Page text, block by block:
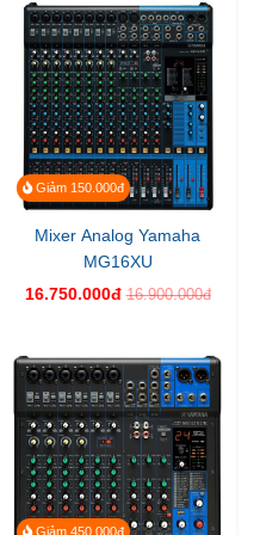
Giảm 150.000đ
Mixer Analog Yamaha
MG16XU
16.750.000đ 16.900.000đ
Giảm 450.000đ